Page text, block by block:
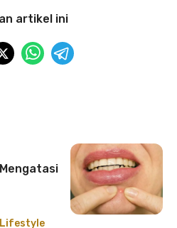
artikel ini